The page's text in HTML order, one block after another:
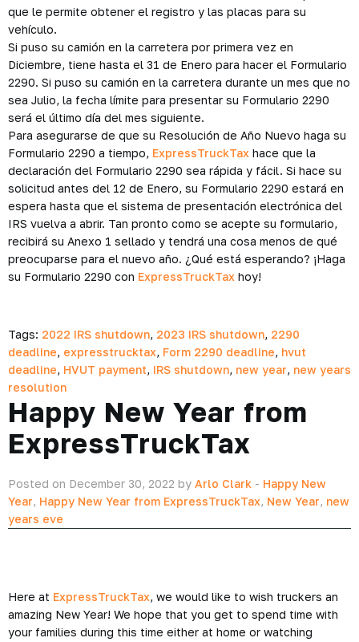
que le permite obtener el registro y las placas para su
vehículo.
Si puso su camión en la carretera por primera vez en
Diciembre, tiene hasta el 31 de Enero para hacer el Formulario
2290. Si puso su camión en la carretera durante un mes que no
sea Julio, la fecha límite para presentar su Formulario 2290
será el último día del mes siguiente.
Para asegurarse de que su Resolución de Año Nuevo haga su
Formulario 2290 a tiempo, ExpressTruckTax hace que la
declaración del Formulario 2290 sea rápida y fácil. Si hace su
solicitud antes del 12 de Enero, su Formulario 2290 estará en
espera hasta que el sistema de presentación electrónica del
IRS vuelva a abrir. Tan pronto como se acepte su formulario,
recibirá su Anexo 1 sellado y tendrá una cosa menos de qué
preocuparse para el nuevo año. ¿Qué está esperando? ¡Haga
su Formulario 2290 con ExpressTruckTax hoy!
Tags: 2022 IRS shutdown, 2023 IRS shutdown, 2290
deadline, expresstrucktax, Form 2290 deadline, hvut
deadline, HVUT payment, IRS shutdown, new year, new years
resolution
Happy New Year from
ExpressTruckTax
Posted on December 30, 2022 by Arlo Clark - Happy New
Year, Happy New Year from ExpressTruckTax, New Year, new
years eve
Here at ExpressTruckTax, we would like to wish truckers an
amazing New Year! We hope that you get to spend time with
your families during this time either at home or watching